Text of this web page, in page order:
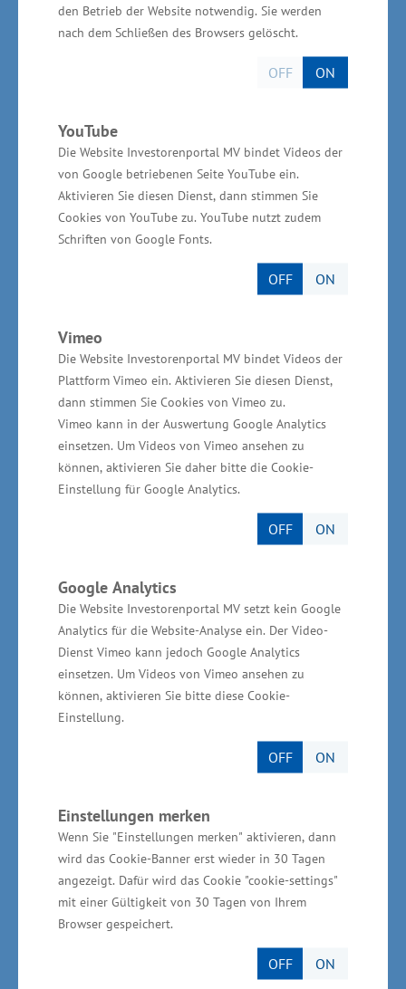
den Betrieb der Website notwendig. Sie werden
nach dem Schließen des Browsers gelöscht.
OFF ON
YouTube
Die Website Investorenportal MV bindet Videos der
von Google betriebenen Seite YouTube ein.
Aktivieren Sie diesen Dienst, dann stimmen Sie
Cookies von YouTube zu. YouTube nutzt zudem
Schriften von Google Fonts.
OFF ON
Vimeo
Die Website Investorenportal MV bindet Videos der
Plattform Vimeo ein. Aktivieren Sie diesen Dienst,
dann stimmen Sie Cookies von Vimeo zu.
Vimeo kann in der Auswertung Google Analytics
einsetzen. Um Videos von Vimeo ansehen zu
können, aktivieren Sie daher bitte die Cookie-
Einstellung für Google Analytics.
OFF ON
Google Analytics
Die Website Investorenportal MV setzt kein Google
Analytics für die Website-Analyse ein. Der Video-
Dienst Vimeo kann jedoch Google Analytics
einsetzen. Um Videos von Vimeo ansehen zu
können, aktivieren Sie bitte diese Cookie-
Einstellung.
OFF ON
Einstellungen merken
Wenn Sie "Einstellungen merken" aktivieren, dann
wird das Cookie-Banner erst wieder in 30 Tagen
angezeigt. Dafür wird das Cookie "cookie-settings"
mit einer Gültigkeit von 30 Tagen von Ihrem
Browser gespeichert.
OFF ON
gesteigert und Kooperationsmöglichkeiten der
regionalen Akteure transparenter gemacht
werden. Dabei wird auch untersucht werden,
welche Konzepte, Instrumente und Maßnahmen
für die ländlichen Gestaltungsräume wirksam
sein könnten. Aus dem Strategiefonds des
Landes wird die zweijährige Maßnahme in Höhe
von 150.000 Euro unterstützt. „Die Bereitschaft
von Unternehmen in Mecklenburg-Vorpommern
zu investieren, muss noch stärker geweckt und
zum Erfolg geführt werden. Das gelingt durch
konkrete Investorenansprache im Ausland. Wir
müssen dabei weiter vorankommen, auch trotz
der international teilweise nicht einfachen
Lage. Die Broschüre kann dabei als
Marketinginstrument sicher hilfreich sein“, sagte
Rudolph.
Land – aber: weiter an Steigerung
der Wirtschaftskraft arbeiten
„Die in der Broschüre genannten Beispiele
unternehmerischen Schaffens sind Ausdruck für
die wirtschaftlich gute Situation im Land. In
Mecklenburg-Vorpommern sind viele neue
Verarbeitenden Gewerbe, im Handwerk,
Tourismus oder in der Gesundheitswirtschaft.
Aber: Wichtige Themen für uns bleiben
weiterhin die Stärkung der Industrie, der
Ausbau der Gesundheitswirtschaft, die
Erhöhung der Markt- und Exportfähigkeit der
Unternehmen sowie das intensive Werben um